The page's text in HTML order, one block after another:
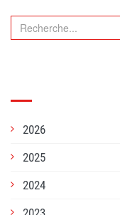
2026
2025
2024